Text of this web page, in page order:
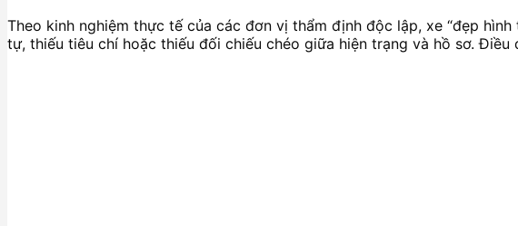
Theo kinh nghiệm thực tế của các đơn vị thẩm định độc lập, xe “đẹp
tự, thiếu tiêu chí hoặc thiếu đối chiếu chéo giữa hiện trạng và hồ sơ.